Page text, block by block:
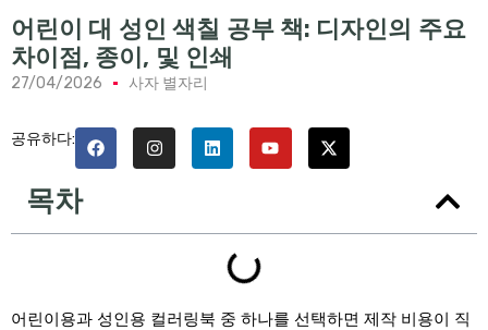
어린이 대 성인 색칠 공부 책: 디자인의 주요
차이점, 종이, 및 인쇄
27/04/2026 사자 별자리
공유하다:
목차
어린이용과 성인용 컬러링북 중 하나를 선택하면 제작 비용이 직